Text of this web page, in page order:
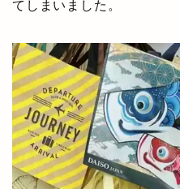
てしまいました。